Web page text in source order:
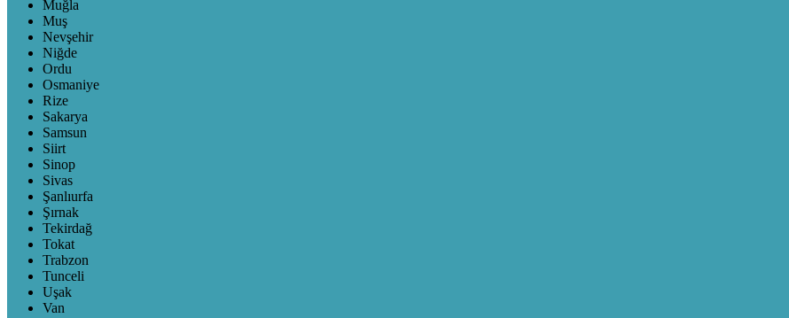
Muğla
Muş
Nevşehir
Niğde
Ordu
Osmaniye
Rize
Sakarya
Samsun
Siirt
Sinop
Sivas
Şanlıurfa
Şırnak
Tekirdağ
Tokat
Trabzon
Tunceli
Uşak
Van